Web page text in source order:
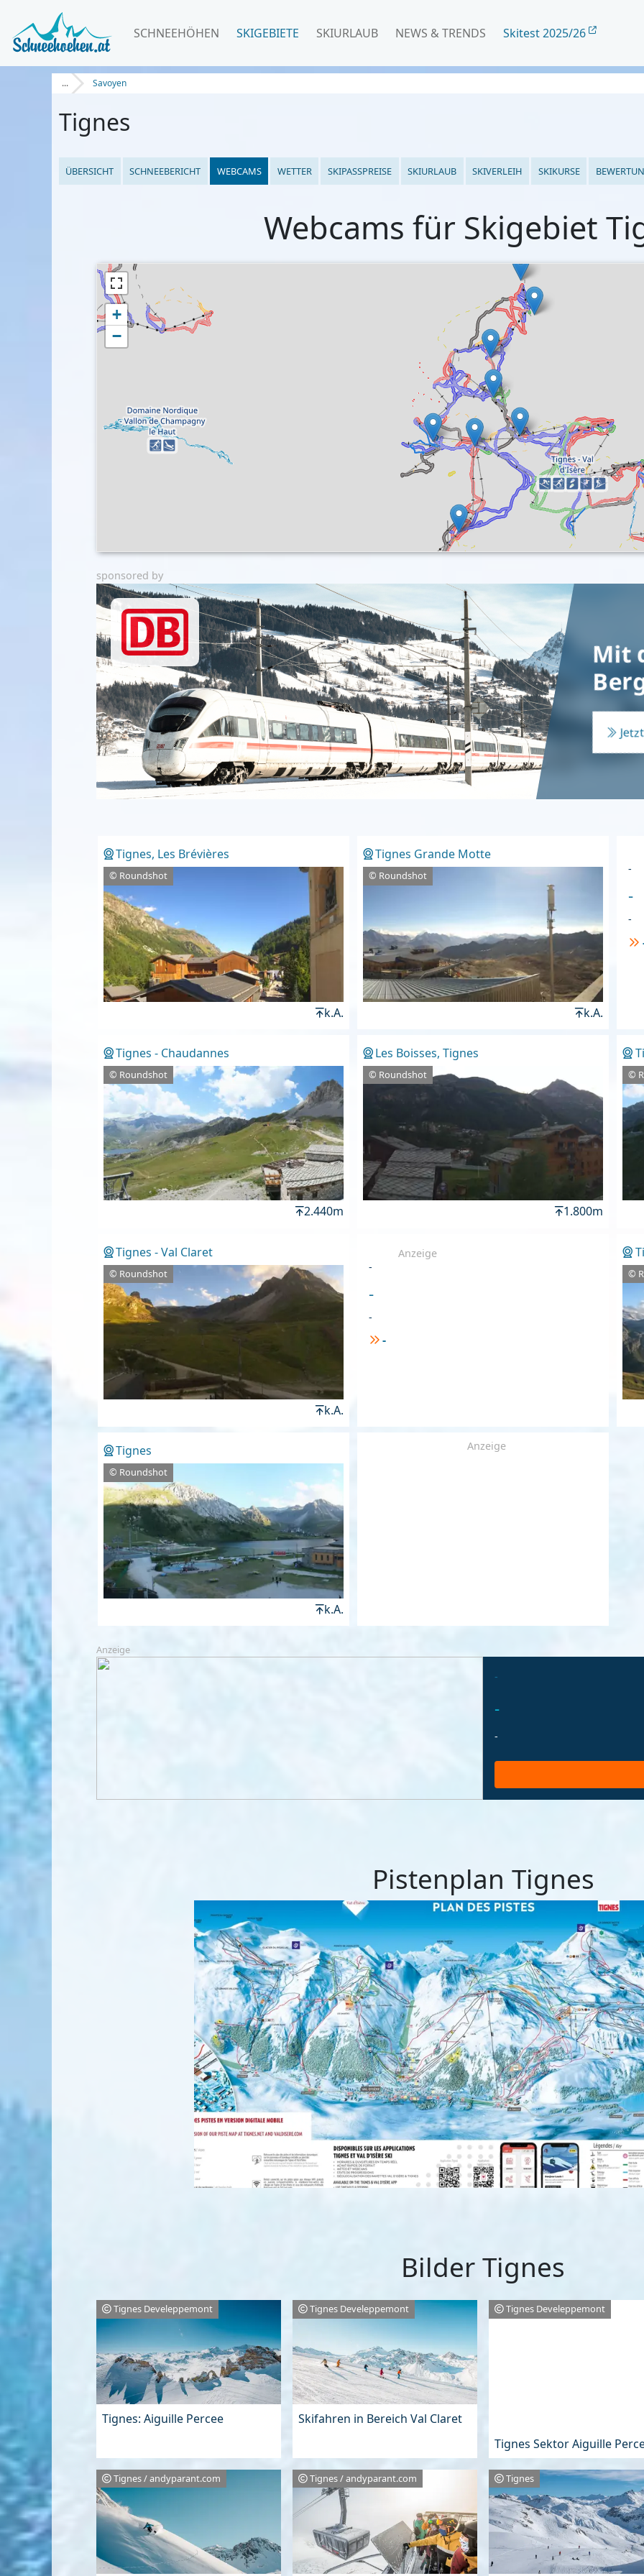
SCHNEEHÖHEN SKIGEBIETE SKIURLAUB NEWS & TRENDS Skitest 2025/26
... Savoyen
Tignes
ÜBERSICHT SCHNEEBERICHT WEBCAMS WETTER SKIPASSPREISE SKIURLAUB SKIVERLEIH SKIKURSE
Webcams für Skigebiet
+
−
sponsored by
Mit
Tignes, Les Brévières
© Roundshot
k.A.
Tignes Grande Motte
© Roundshot
k.A.
-
-
-
Tignes - Chaudannes
© Roundshot
2.440m
Les Boisses, Tignes
© Roundshot
1.800m
©
Tignes - Val Claret
© Roundshot
k.A.
Anzeige
-
-
-
-
©
Tignes
© Roundshot
k.A.
Anzeige
Anzeige
-
-
-
Pistenplan Tignes
Bilder Tignes
Tignes Develeppemont
Tignes: Aiguille Percee
Tignes Develeppemont
Skifahren in Bereich Val Claret
Tignes Develeppemont
Tignes / andyparant.com Tignes / andyparant.com Tignes